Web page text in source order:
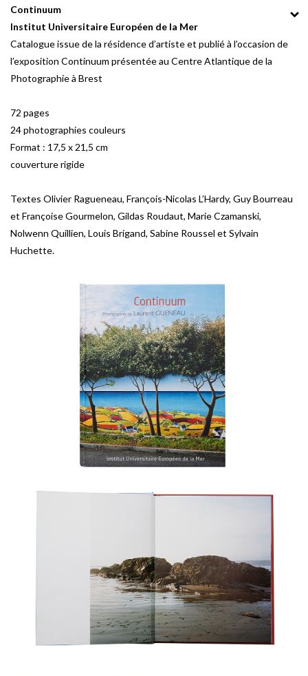
Continuum
Institut Universitaire Européen de la Mer
Catalogue issue de la résidence d’artiste et publié à l’occasion de
l’exposition Continuum présentée au Centre Atlantique de la
Photographie à Brest
72 pages
24 photographies couleurs
Format : 17,5 x 21,5 cm
couverture rigide
Textes Olivier Ragueneau, François-Nicolas L’Hardy, Guy Bourreau
et Françoise Gourmelon, Gildas Roudaut, Marie Czamanski,
Nolwenn Quillien, Louis Brigand, Sabine Roussel et Sylvain
Huchette.